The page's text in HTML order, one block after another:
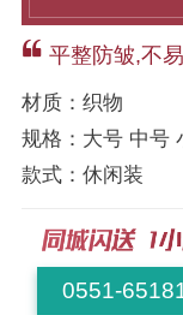
平整防皱,不
材质： 织物
规格： 大号 中号
款式： 休闲装
0551-